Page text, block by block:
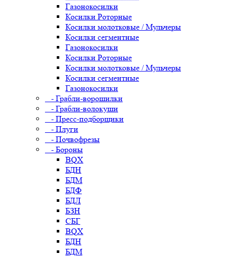
Газонокосилки
Косилки Роторные
Косилки молотковые / Мульчеры
Косилки сегментные
Газонокосилки
Косилки Роторные
Косилки молотковые / Мульчеры
Косилки сегментные
Газонокосилки
- Грабли-ворошилки
- Грабли-волокуши
- Пресс-подборщики
- Плуги
- Почвофрезы
- Бороны
BQX
БДН
БДМ
БДФ
БДЛ
БЗН
СБГ
BQX
БДН
БДМ